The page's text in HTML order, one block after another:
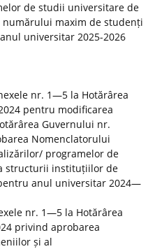
de studii universitare de
numărului maxim de studenți
universitar 2025-2026
nr. 1—5 la Hotărârea
pentru modificarea
Guvernului nr.
Nomenclatorului
programelor de
structurii instituțiilor de
anul universitar 2024—
nr. 1—5 la Hotărârea
privind aprobarea
și al